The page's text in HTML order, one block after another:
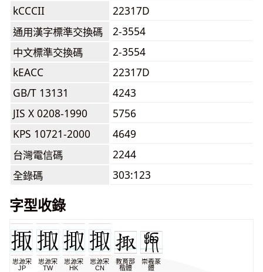
kCCCII
22317D
通用漢字標準交換碼
2-3554
中文標準交換碼
2-3554
kEACC
22317D
GB/T 13131
4243
JIS X 0208-1990
5756
KPS 10721-2000
4649
台灣電信碼
2244
全錄碼
303:123
字型收錄
思源宋
JP
思源宋
TW
思源宋
HK
思源宋
CN
教育部
楷體
崇羲篆
體